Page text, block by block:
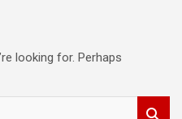
looking for. Perhaps